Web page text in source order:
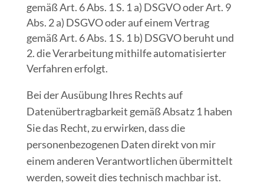
gemäß Art. 6 Abs. 1 S. 1 a) DSGVO oder Art. 9
Abs. 2 a) DSGVO oder auf einem Vertrag
gemäß Art. 6 Abs. 1 S. 1 b) DSGVO beruht und
die Verarbeitung mithilfe automatisierter
Verfahren erfolgt.
Bei der Ausübung Ihres Rechts auf
Datenübertragbarkeit gemäß Absatz 1 haben
Sie das Recht, zu erwirken, dass die
personenbezogenen Daten direkt von mir
einem anderen Verantwortlichen übermittelt
werden, soweit dies technisch machbar ist.